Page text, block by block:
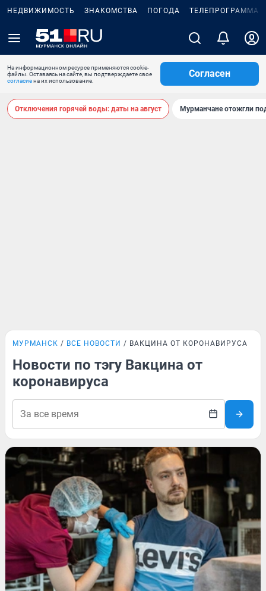
НЕДВИЖИМОСТЬ ЗНАКОМСТВА ПОГОДА ТЕЛЕПРОГРАММА
На информационном ресурсе применяются cookie-
файлы. Оставаясь на сайте, вы подтверждаете свое
согласиена их использование.
Согласен
Отключения горячей воды: даты на август Мурманчане отожгли
МУРМАНСК ВСЕ НОВОСТИ ВАКЦИНА ОТ КОРОНАВИРУСА
Новости по тэгу Вакцина от
коронавируса